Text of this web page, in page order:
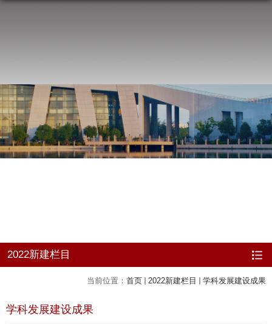
2022新建栏目
当前位置： 首页 2022新建栏目 学科发展建设成果
学科发展建设成果